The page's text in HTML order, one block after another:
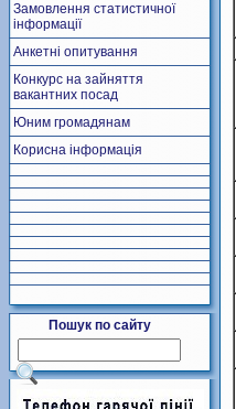
Замовлення статистичної
інформації
Анкетні опитування
Конкурс на зайняття
вакантних посад
Юним громадянам
Корисна інформація
Пошук по сайту